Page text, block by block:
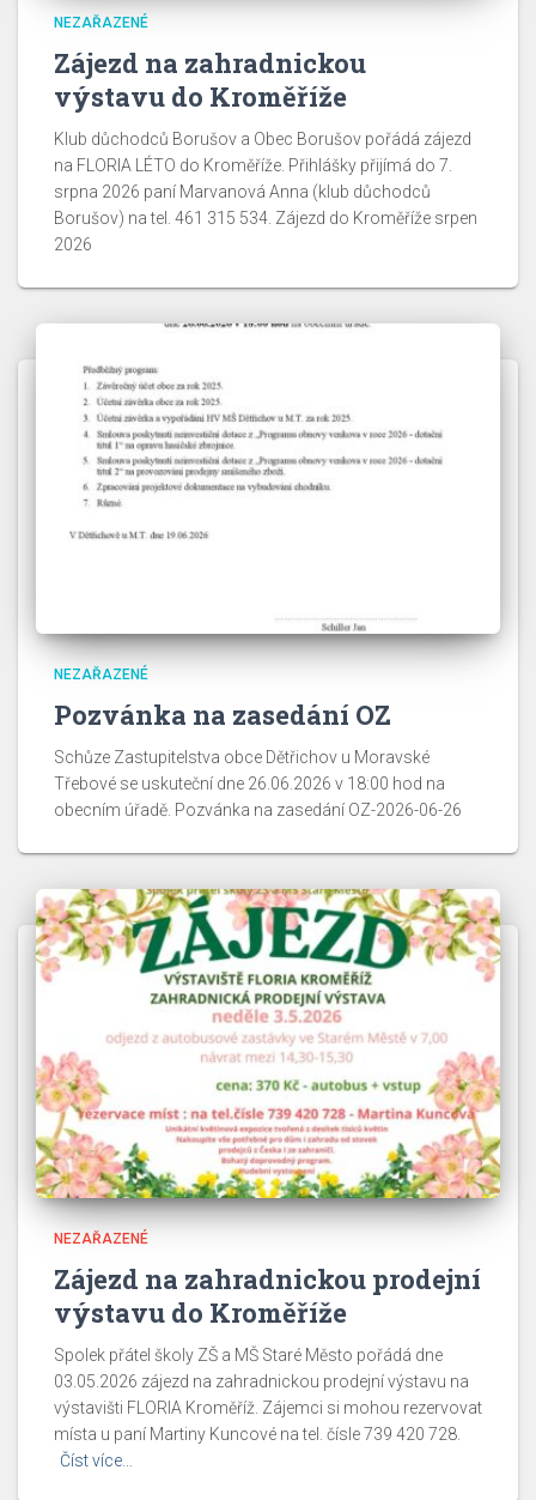
NEZAŘAZENÉ
Zájezd na zahradnickou
výstavu do Kroměříže
Klub důchodců Borušov a Obec Borušov pořádá zájezd
na FLORIA LÉTO do Kroměříže. Přihlášky přijímá do 7.
srpna 2026 paní Marvanová Anna (klub důchodců
Borušov) na tel. 461 315 534. Zájezd do Kroměříže srpen
2026
NEZAŘAZENÉ
Pozvánka na zasedání OZ
Schůze Zastupitelstva obce Dětřichov u Moravské
Třebové se uskuteční dne 26.06.2026 v 18:00 hod na
obecním úřadě. Pozvánka na zasedání OZ-2026-06-26
NEZAŘAZENÉ
Zájezd na zahradnickou prodejní
výstavu do Kroměříže
Spolek přátel školy ZŠ a MŠ Staré Město pořádá dne
03.05.2026 zájezd na zahradnickou prodejní výstavu na
výstavišti FLORIA Kroměříž. Zájemci si mohou rezervovat
místa u paní Martiny Kuncové na tel. čísle 739 420 728.
Číst více…